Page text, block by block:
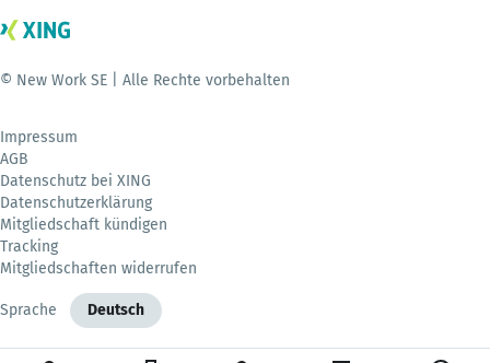
© New Work SE | Alle Rechte vorbehalten
Impressum
AGB
Datenschutz bei XING
Datenschutzerklärung
Mitgliedschaft kündigen
Tracking
Mitgliedschaften widerrufen
Sprache Deutsch